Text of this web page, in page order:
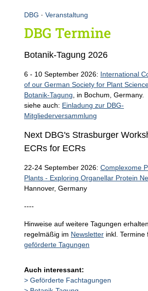
DBG ·Veranstaltung
DBG Termine
Botanik-Tagung 2026
6 - 10 September 2026: International
of our German Society for Plant
Botanik-Tagung , in Bochum, Germany.
siehe auch: Einladung zur DBG-
Mitgliederversammlung
Next DBG's Strasburger
ECRs for ECRs
22-24 September 2026:Complexome
Plants - Exploring Organellar Protein
Hannover, Germany
----
Hinweise auf weitere Tagungen
regelmäßig im Newsletter inkl. Termine
geförderte Tagungen
Auch interessant:
Geförderte Fachtagungen